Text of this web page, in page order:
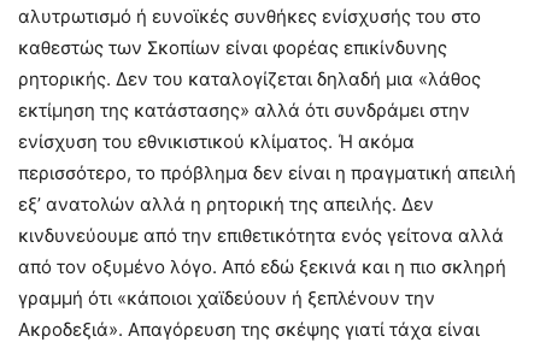
αλυτρωτισμό ή ευνοϊκές συνθήκες ενίσχυσής του στο
καθεστώς των Σκοπίων είναι φορέας επικίνδυνης
ρητορικής. Δεν του καταλογίζεται δηλαδή μια «λάθος
εκτίμηση της κατάστασης» αλλά ότι συνδράμει στην
ενίσχυση του εθνικιστικού κλίματος. Ή ακόμα
περισσότερο, το πρόβλημα δεν είναι η πραγματική απειλή
εξ’ ανατολών αλλά η ρητορική της απειλής. Δεν
κινδυνεύουμε από την επιθετικότητα ενός γείτονα αλλά
από τον οξυμένο λόγο. Από εδώ ξεκινά και η πιο σκληρή
γραμμή ότι «κάποιοι χαϊδεύουν ή ξεπλένουν την
Ακροδεξιά». Απαγόρευση της σκέψης γιατί τάχα είναι